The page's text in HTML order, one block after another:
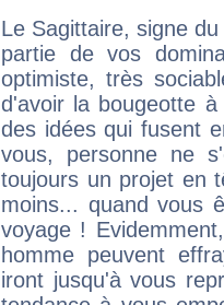
Le Sagittaire, signe
partie de vos
optimiste, très
d'avoir la bougeotte
des idées qui fusent
vous, personne ne
toujours un projet en
moins... quand vous
voyage !
homme peuvent
iront jusqu'à vous